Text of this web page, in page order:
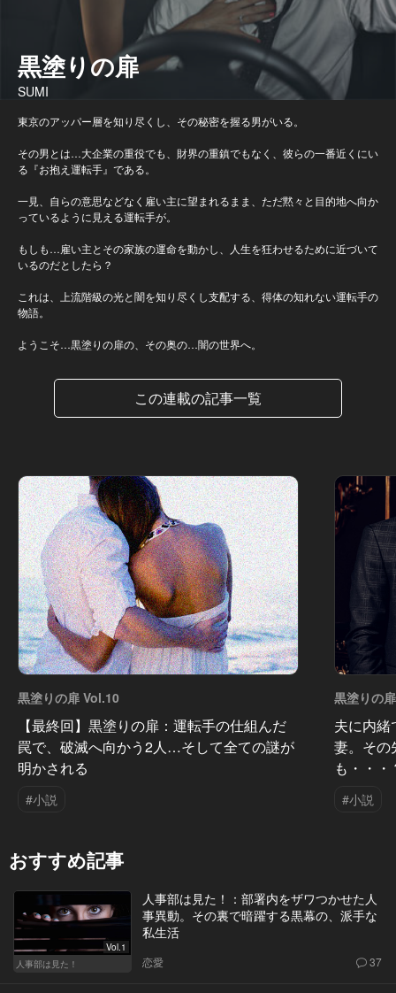
黒塗りの扉
SUMI
東京のアッパー層を知り尽くし、その秘密を握る男がいる。
その男とは…大企業の重役でも、財界の重鎮でもなく、彼らの一番近くにい
る『お抱え運転手』である。
一見、自らの意思などなく雇い主に望まれるまま、ただ黙々と目的地へ向か
っているように見える運転手が。
もしも…雇い主とその家族の運命を動かし、人生を狂わせるために近づいて
いるのだとしたら？
これは、上流階級の光と闇を知り尽くし支配する、得体の知れない運転手の
物語。
ようこそ…黒塗りの扉の、その奥の…闇の世界へ。
この連載の記事一覧
黒塗りの扉 Vol.10
【最終回】黒塗りの扉：運転手の仕組んだ
罠で、破滅へ向かう2人…そして全ての謎が
明かされる
#小説
黒塗りの
夫に内
妻。その
も・・・
#小説
おすすめ記事
Vol.1
人事部は見た！
人事部は見た！：部署内をザワつかせた人
事異動。その裏で暗躍する黒幕の、派手な
私生活
恋愛 37